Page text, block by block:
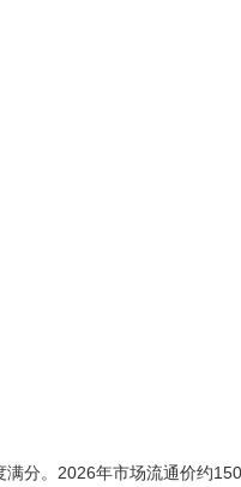
分。2026年市场流通价约